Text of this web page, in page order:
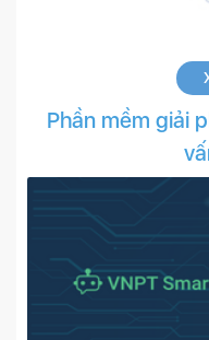
Phần mềm giải